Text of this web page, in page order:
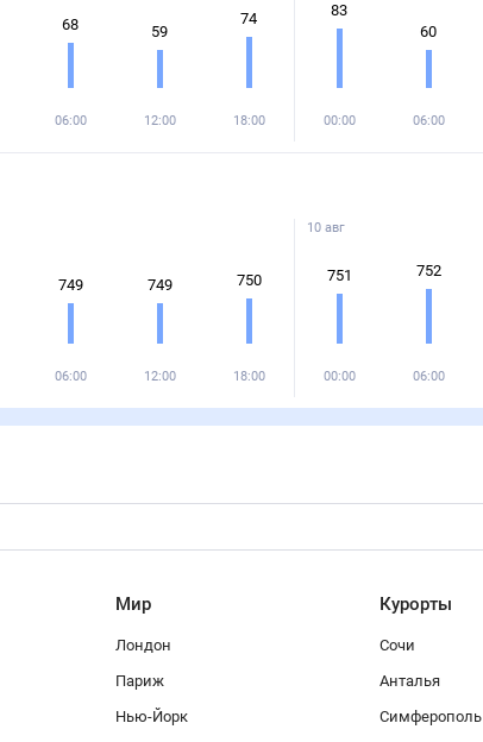
68
06:00
59
12:00
74
18:00
83
00:00
60
06:00
749
06:00
749
12:00
750
18:00
10 авг
751
00:00
752
06:00
Мир
Лондон
Париж
Нью-Йорк
Курорты
Сочи
Анталья
Симферополь